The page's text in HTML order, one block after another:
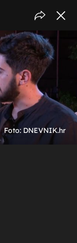
Foto: DNEVNIK.hr